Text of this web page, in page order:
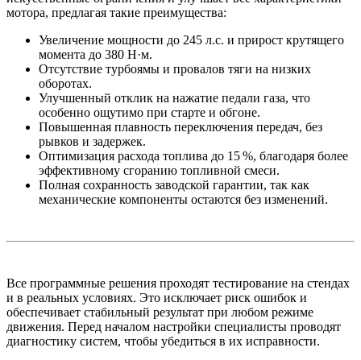
мотора, предлагая такие преимущества:
Увеличение мощности до 245 л.с. и прирост крутящего
момента до 380 Н·м.
Отсутствие турбоямы и провалов тяги на низких
оборотах.
Улучшенный отклик на нажатие педали газа, что
особенно ощутимо при старте и обгоне.
Повышенная плавность переключения передач, без
рывков и задержек.
Оптимизация расхода топлива до 15 %, благодаря более
эффективному сгоранию топливной смеси.
Полная сохранность заводской гарантии, так как
механические компоненты остаются без изменений.
Все программные решения проходят тестирование на стендах
и в реальных условиях. Это исключает риск ошибок и
обеспечивает стабильный результат при любом режиме
движения. Перед началом настройки специалисты проводят
диагностику систем, чтобы убедиться в их исправности.